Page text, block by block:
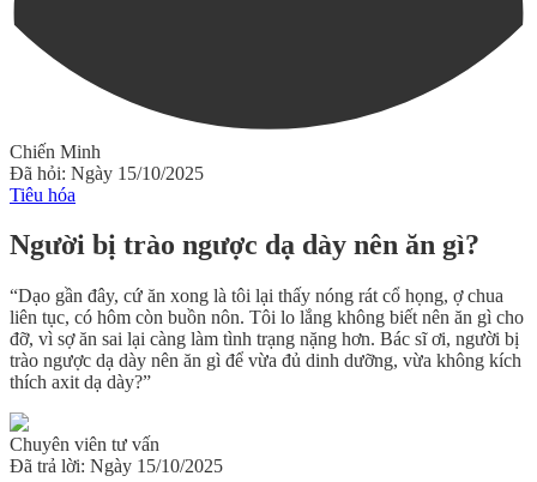
Chiến Minh
Đã hỏi: Ngày 15/10/2025
Tiêu hóa
Người bị trào ngược dạ dày nên ăn gì?
“Dạo gần đây, cứ ăn xong là tôi lại thấy nóng rát cổ họng, ợ chua
liên tục, có hôm còn buồn nôn. Tôi lo lắng không biết nên ăn gì cho
đỡ, vì sợ ăn sai lại càng làm tình trạng nặng hơn. Bác sĩ ơi, người bị
trào ngược dạ dày nên ăn gì để vừa đủ dinh dưỡng, vừa không kích
thích axit dạ dày?”
Chuyên viên tư vấn
Đã trả lời: Ngày 15/10/2025